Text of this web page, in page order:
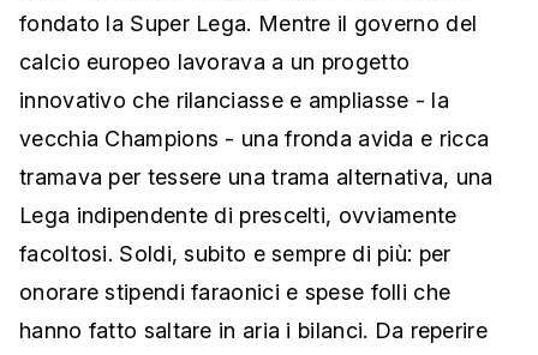
fondato la Super Lega. Mentre il governo del
calcio europeo lavorava a un progetto
innovativo che rilanciasse e ampliasse - la
vecchia Champions - una fronda avida e ricca
tramava per tessere una trama alternativa, una
Lega indipendente di prescelti, ovviamente
facoltosi. Soldi, subito e sempre di più: per
onorare stipendi faraonici e spese folli che
hanno fatto saltare in aria i bilanci. Da reperire